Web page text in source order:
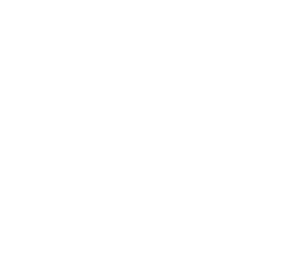
einer im gegenseitigen
ist – sprich adäquat
Pflegealltag manchmal
– was müssen Sie als
gegenüber Ihrem
nicht wegen eines